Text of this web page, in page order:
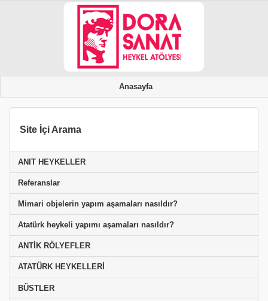
Anasayfa
Site İçi Arama
ANIT HEYKELLER
Referanslar
Mimari objelerin yapım aşamaları nasıldır?
Atatürk heykeli yapımı aşamaları nasıldır?
ANTİK RÖLYEFLER
ATATÜRK HEYKELLERİ
BÜSTLER